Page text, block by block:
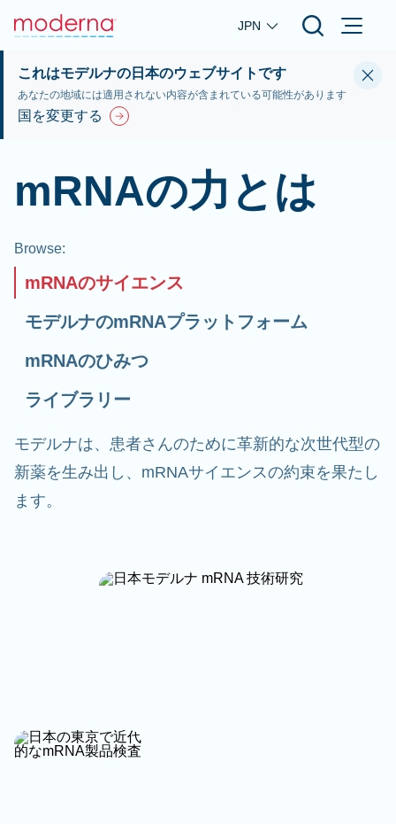
Skip to main content
JPN
これはモデルナの日本のウェブサイトです
あなたの地域には適用されない内容が含まれている可能性があります
国を変更する
mRNAの力とは
Browse:
mRNAのサイエンス
モデルナのmRNAプラットフォーム
mRNAのひみつ
ライブラリー
モデルナは、患者さんのために革新的な次世代型の
新薬を生み出し、mRNAサイエンスの約束を果たし
ます。